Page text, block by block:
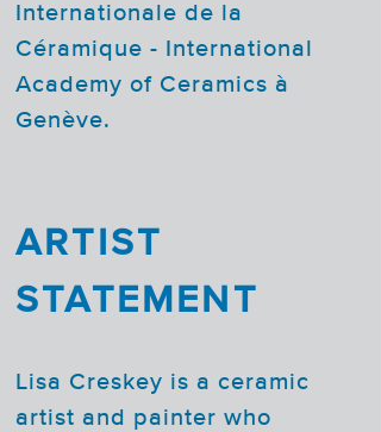
Internationale de la
Céramique - International
Academy of Ceramics à
Genève.
ARTIST
STATEMENT
Lisa Creskey is a ceramic
artist and painter who